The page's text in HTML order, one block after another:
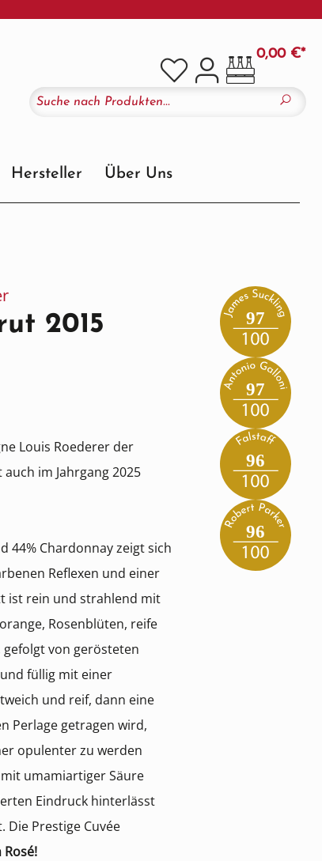
0,00 €*
Hersteller Über Uns
2015
Louis Roederer der
im Jahrgang 2025
44% Chardonnay zeigt sich
Reflexen und einer
ist rein und strahlend mit
Rosenblüten, reife
von gerösteten
füllig mit einer
und reif, dann eine
Perlage getragen wird,
opulenter zu werden
umamiartiger Säure
Eindruck hinterlässt
Die Prestige Cuvée
97
97
96
96